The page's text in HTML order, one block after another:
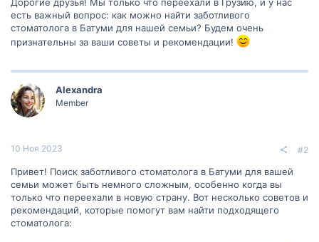
есть важный вопрос: как можно найти заботливого
стоматолога в Батуми для нашей семьи? Будем очень
признательны за ваши советы и рекомендации!
Alexandra
Member
10 Ноя 2023 #2
Привет! Поиск заботливого стоматолога в Батуми для вашей
семьи может быть немного сложным, особенно когда вы
только что переехали в новую страну. Вот несколько советов и
рекомендаций, которые помогут вам найти подходящего
стоматолога: